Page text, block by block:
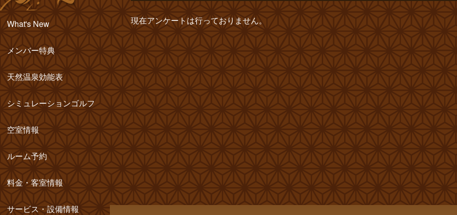
What's New
メンバー特典
天然温泉効能表
シミュレーションゴルフ
空室情報
ルーム予約
料金・客室情報
サービス・設備情報
現在アンケートは行っておりません。